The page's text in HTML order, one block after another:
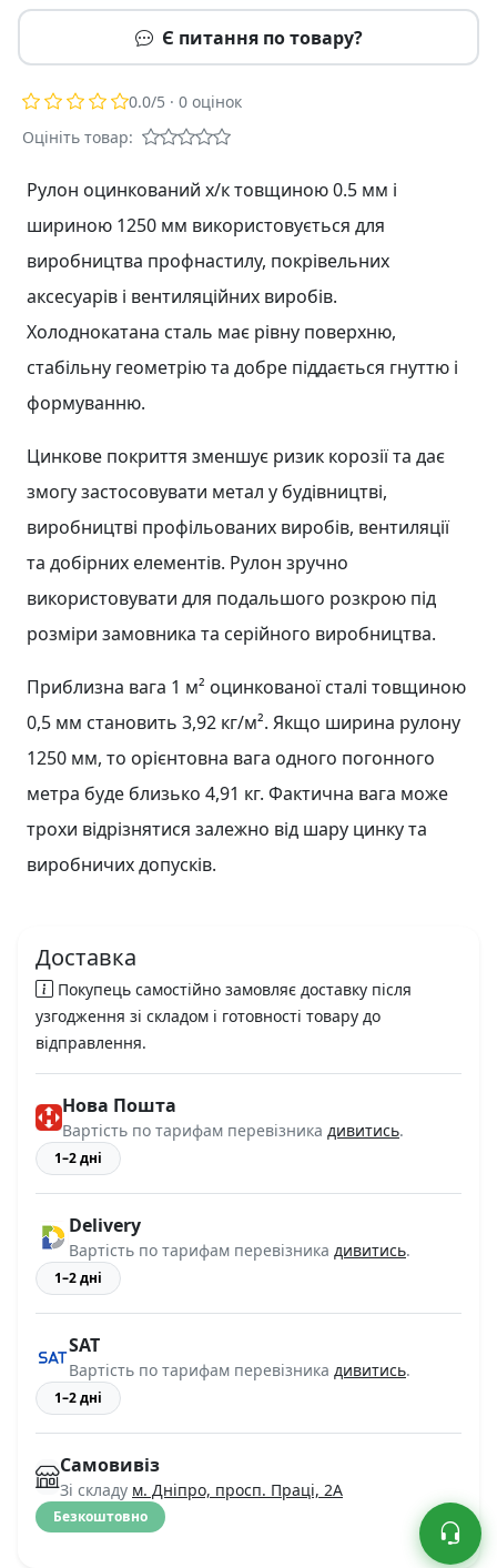
Є питання по товару?
0.0/5 · 0 оцінок
Оцініть товар:
Рулон оцинкований х/к товщиною 0.5 мм і
шириною 1250 мм використовується для
виробництва профнастилу, покрівельних
аксесуарів і вентиляційних виробів.
Холоднокатана сталь має рівну поверхню,
стабільну геометрію та добре піддається гнуттю і
формуванню.
Цинкове покриття зменшує ризик корозії та дає
змогу застосовувати метал у будівництві,
виробництві профільованих виробів, вентиляції
та добірних елементів. Рулон зручно
використовувати для подальшого розкрою під
розміри замовника та серійного виробництва.
Приблизна вага 1 м² оцинкованої сталі товщиною
0,5 мм становить 3,92 кг/м². Якщо ширина рулону
1250 мм, то орієнтовна вага одного погонного
метра буде близько 4,91 кг. Фактична вага може
трохи відрізнятися залежно від шару цинку та
виробничих допусків.
Доставка
Покупець самостійно замовляє доставку після
узгодження зі складом і готовності товару до
відправлення.
Нова Пошта
Вартість по тарифам перевізника дивитись.
1–2 дні
Delivery
Вартість по тарифам перевізника дивитись.
1–2 дні
SAT
Вартість по тарифам перевізника дивитись.
1–2 дні
Самовивіз
Зі складу м. Дніпро, просп. Праці, 2А
Безкоштовно